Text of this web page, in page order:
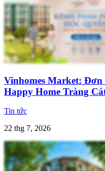
Vinhomes Market:
Happy Home Tràng
Tin tức
22 thg 7, 2026